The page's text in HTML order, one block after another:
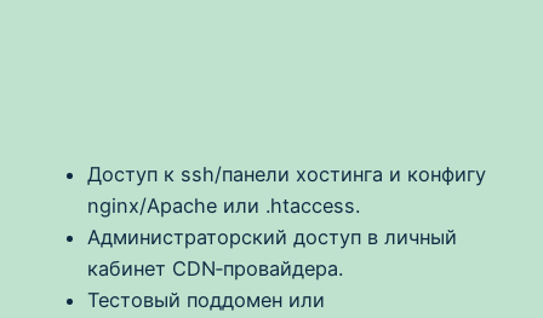
Доступ к ssh/панели хостинга и конфигу
nginx/Apache или .htaccess.
Администраторский доступ в личный
кабинет CDN‑провайдера.
Тестовый поддомен или